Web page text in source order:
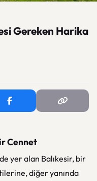
Gereken Harika
Cennet
yer alan Balıkesir, bir
diğer yanında